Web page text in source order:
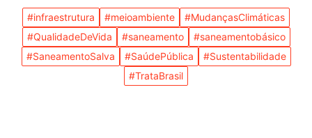
#infraestrutura #meioambiente
#MudançasClimáticas
#QualidadeDeVida
#saneamento
#saneamentobásico
#SaneamentoSalva
#SaúdePública
#Sustentabilidade
#TrataBrasil